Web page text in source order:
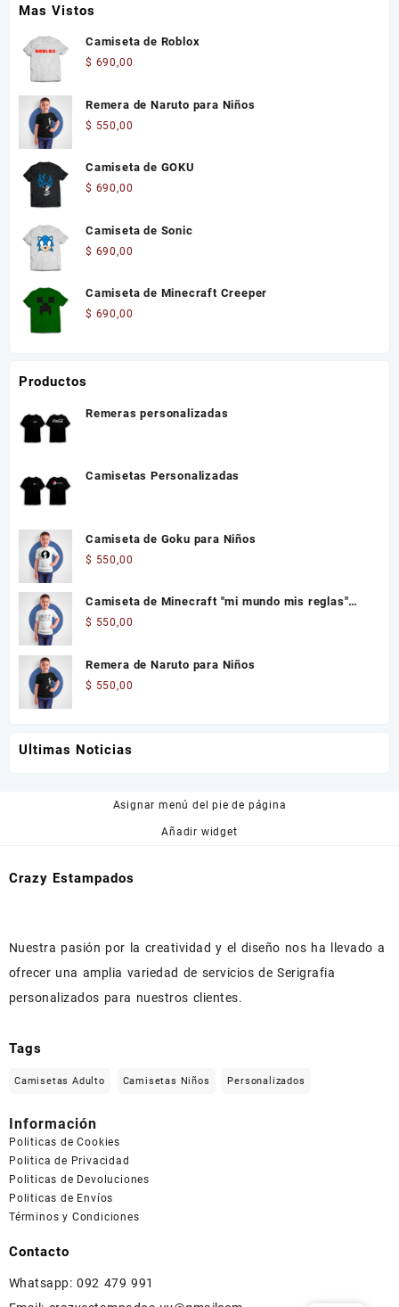
Mas Vistos
Camiseta de Roblox
$ 690,00
Remera de Naruto para Niños
$ 550,00
Camiseta de GOKU
$ 690,00
Camiseta de Sonic
$ 690,00
Camiseta de Minecraft Creeper
$ 690,00
Productos
Remeras personalizadas
Camisetas Personalizadas
Camiseta de Goku para Niños
$ 550,00
Camiseta de Minecraft "mi mundo mis reglas"
Niños
$ 550,00
Remera de Naruto para Niños
$ 550,00
Ultimas Noticias
Asignar menú del pie de página
Añadir widget
Crazy Estampados
Nuestra pasión por la creatividad y el diseño nos ha llevado a
ofrecer una amplia variedad de servicios de Serigrafia
personalizados para nuestros clientes.
Tags
Camisetas Adulto Camisetas Niños Personalizados
Información
Politicas de Cookies
Politica de Privacidad
Politicas de Devoluciones
Politicas de Envíos
Términos y Condiciones
Contacto
Whatsapp: 092 479 991